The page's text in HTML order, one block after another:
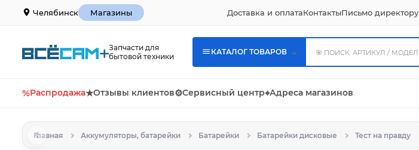
Челябинск Магазины Доставка и оплатаКонтактыПисьмо директору
Запчасти для
бытовой техники
КАТАЛОГ ТОВАРОВ
%Распродажа★Отзывы клиентов⚙Сервисный центр⌖Адреса магазинов
Главная Аккумуляторы, батарейки Батарейки Батарейки дисковые Тест на правду